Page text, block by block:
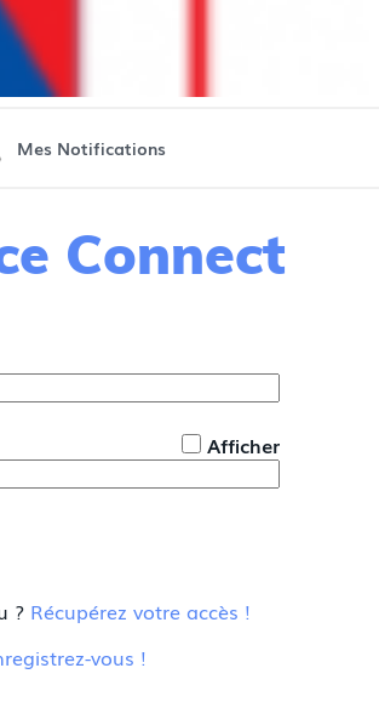
Mes Notifications
Connect
Afficher
? Récupérez votre accès !
vous !